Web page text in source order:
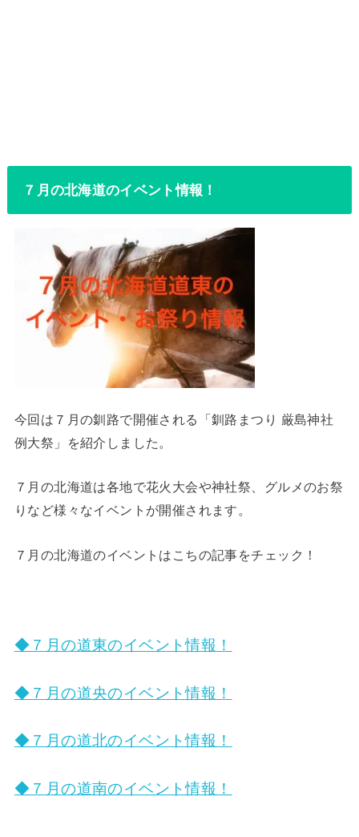
７月の北海道のイベント情報！
今回は７月の釧路で開催される「釧路まつり 厳島神社
例大祭」を紹介しました。
７月の北海道は各地で花火大会や神社祭、グルメのお祭
りなど様々なイベントが開催されます。
７月の北海道のイベントはこちの記事をチェック！
◆７月の道東のイベント情報！
◆７月の道央のイベント情報！
◆７月の道北のイベント情報！
◆７月の道南のイベント情報！